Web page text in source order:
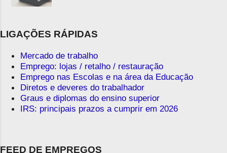
LIGAÇÕES RÁPIDAS
Mercado de trabalho
Emprego: lojas / retalho / restauração
Emprego nas Escolas e na área da Educação
Diretos e deveres do trabalhador
Graus e diplomas do ensino superior
IRS: principais prazos a cumprir em 2026
FEED DE EMPREGOS